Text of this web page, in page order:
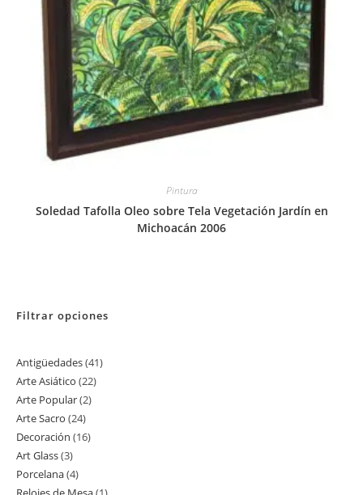
Pintura
Soledad Tafolla Oleo sobre Tela Vegetación Jardín en
Michoacán 2006
Filtrar opciones
Antigüedades 4141
Arte Asiático 2222
Arte Popular 22
Arte Sacro 2424
productos
Decoración 1616
Art Glass 33
productos
Porcelana 44